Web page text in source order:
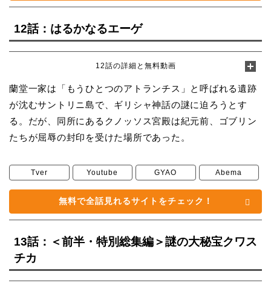
12話：はるかなるエーゲ
12話の詳細と無料動画
蘭堂一家は「もうひとつのアトランチス」と呼ばれる遺跡
が沈むサントリニ島で、ギリシャ神話の謎に迫ろうとす
る。だが、同所にあるクノッソス宮殿は紀元前、ゴブリン
たちが屈辱の封印を受けた場所であった。
Tver Youtube GYAO Abema
無料で全話見れるサイトをチェック！
13話：＜前半・特別総集編＞謎の大秘宝クワス
チカ